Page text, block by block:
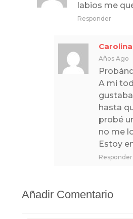
labios me
Responder
Años Ago
A mi
hasta
probé
no me
Estoy
Responder
Añadir Comentario